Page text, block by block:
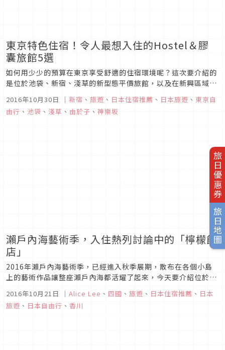
旅日優惠券
旅日地圖
東京特色住宿！令人最想入住的Hostel＆膠
囊旅館5選
如何用少少的預算在東京享受舒適的住宿環境呢？這次要介紹的
是位於池袋、新宿、淺草的新型態平價旅館，以及在新興區域神
2016年10月30日 ｜ 新宿 、 旅遊 、 日本住宿推薦 、 日本旅遊 、 東京自
由行 、 池袋 、 淺草 、 由於子 、 神樂坂
瀨戶內海藝術季，入住熱列討論中的「檸檬飯
店」
2016年瀨戶內海藝術季，已經進入秋季展期，散布在各個小島
上的藝術作品讓整座瀨戶內海都活耀了起來，今天要介紹位於豐
的藝術品！
2016年10月21日 ｜ Alice Lee 、 四國 、 旅遊 、 日本住宿推薦 、 日本
旅遊 、 日本自由行 、 香川